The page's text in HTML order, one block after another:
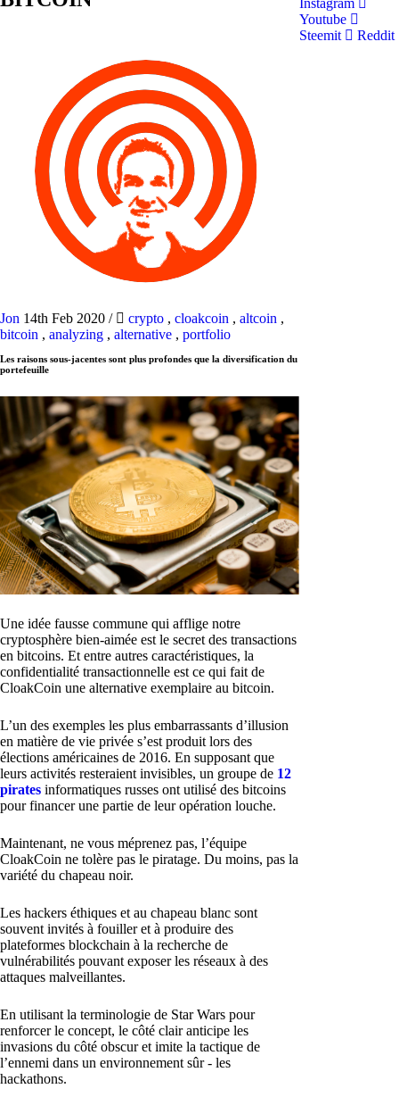
Jon 14th Feb 2020 / crypto , cloakcoin , altcoin ,
bitcoin , analyzing , alternative , portfolio
Les raisons sous-jacentes sont plus profondes que la diversification du
portefeuille
Une idée fausse commune qui afflige notre
cryptosphère bien-aimée est le secret des transactions
en bitcoins. Et entre autres caractéristiques, la
confidentialité transactionnelle est ce qui fait de
CloakCoin une alternative exemplaire au bitcoin.
L’un des exemples les plus embarrassants d’illusion
en matière de vie privée s’est produit lors des
élections américaines de 2016. En supposant que
leurs activités resteraient invisibles, un groupe de 12
pirates informatiques russes ont utilisé des bitcoins
pour financer une partie de leur opération louche.
Maintenant, ne vous méprenez pas, l’équipe
CloakCoin ne tolère pas le piratage. Du moins, pas la
variété du chapeau noir.
Les hackers éthiques et au chapeau blanc sont
souvent invités à fouiller et à produire des
plateformes blockchain à la recherche de
vulnérabilités pouvant exposer les réseaux à des
attaques malveillantes.
En utilisant la terminologie de Star Wars pour
renforcer le concept, le côté clair anticipe les
invasions du côté obscur et imite la tactique de
l’ennemi dans un environnement sûr - les
hackathons.
Instagram
Youtube
Steemit
Reddit